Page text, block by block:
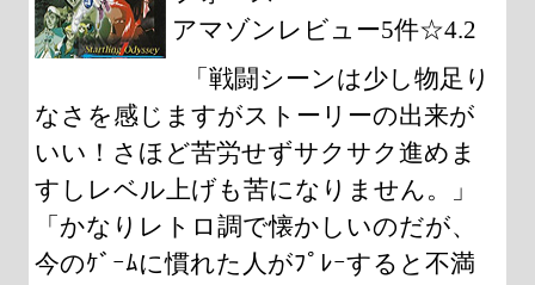
アマゾンレビュー5件☆4.2
「戦闘シーンは少し物足り
なさを感じますがストーリーの出来が
いい！さほど苦労せずサクサク進めま
すしレベル上げも苦になりません。」
「かなりレトロ調で懐かしいのだが、
今のｹﾞｰﾑに慣れた人がﾌﾟﾚｰすると不満